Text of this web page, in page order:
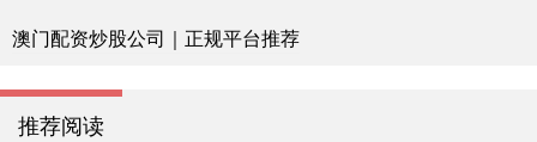
澳门配资炒股公司｜正规平台推荐
推荐阅读